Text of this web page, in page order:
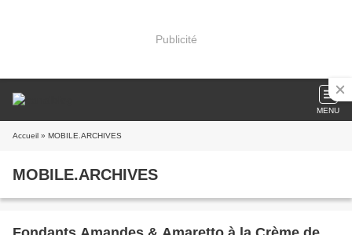
Publicité
MENU
Accueil » MOBILE.ARCHIVES
MOBILE.ARCHIVES